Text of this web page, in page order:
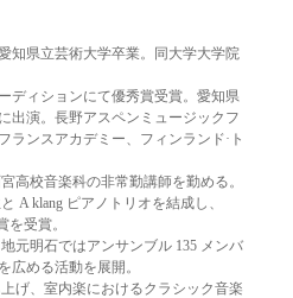
知県立芸術大学卒業。同大学大学院
ディションにて優秀賞受賞。愛知県
出演。長野アスペンミュージックフ
ランスアカデミー、フィンランド·ト
高校音楽科の非常勤講師を勤める。
A klang ピアノトリオを結成し、
を受賞。
元明石ではアンサンブル 135 メンバ
広める活動を展開。
げ、室内楽におけるクラシック音楽